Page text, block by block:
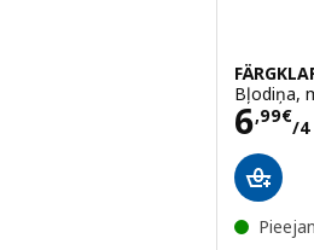
Bļodiņa,
6,99€
/4